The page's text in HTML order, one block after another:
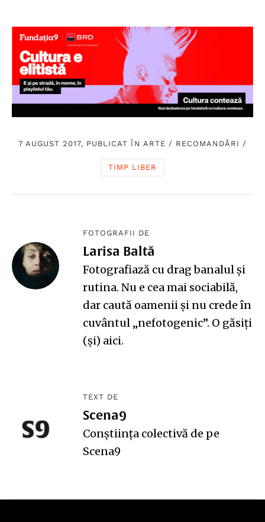
7 AUGUST 2017, PUBLICAT ÎN ARTE / RECOMANDĂRI /
TIMP LIBER
FOTOGRAFII DE
Larisa Baltă
Fotografiază cu drag banalul și
rutina. Nu e cea mai sociabilă,
dar caută oamenii și nu crede în
cuvântul „nefotogenic”. O găsiți
(și) aici.
TEXT DE
Scena9
Conștiința colectivă de pe
Scena9